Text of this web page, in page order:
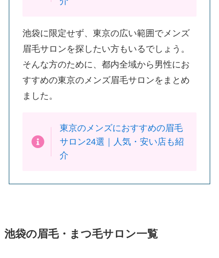
池袋に限定せず、東京の広い範囲でメンズ
眉毛サロンを探したい方もいるでしょう。
そんな方のために、都内全域から男性にお
すすめの東京のメンズ眉毛サロンをまとめ
ました。
東京のメンズにおすすめの眉毛
サロン24選｜人気・安い店も紹
介
池袋の眉毛・まつ毛サロン一覧